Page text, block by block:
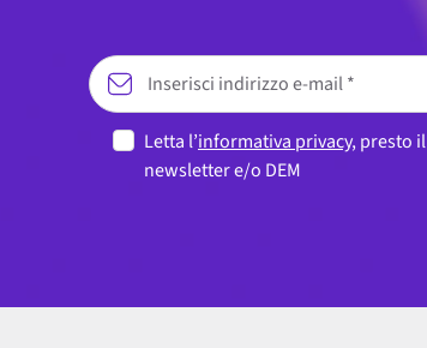
Letta l’informativa privacy, presto
newsletter e/o DEM